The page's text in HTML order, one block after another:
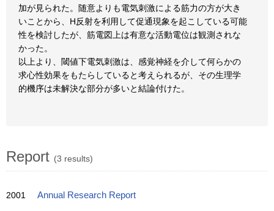
加が見られた。随意よりも電気刺激による筋力の方が大き
いことから、H反射を利用して促通現象を起こしている可能
性を検討したが、筋電図上は有意な活動電位は観測されな
かった。
以上より、閾値下電気刺激は、感覚神経を介して何らかの
求心性効果をもたらしていると考えられるが、その生理学
的機序は未解決な部分が多いと結論付けた。
Report (3 results)
2001 Annual Research Report